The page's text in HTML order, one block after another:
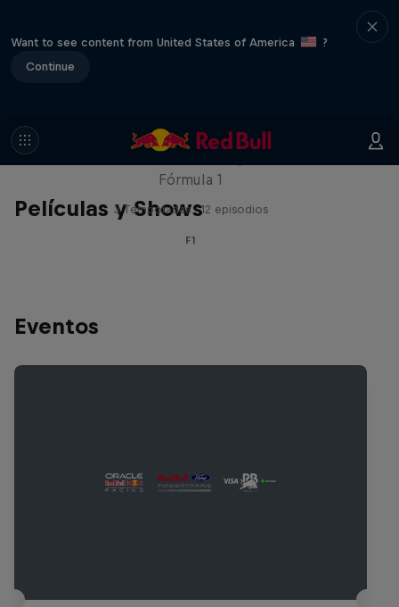
Want to see content from United States of America
?
Continue
Películas y Shows
Red Bull Racing Road Trips
Fórmula 1
3 Temporadas · 12 episodios
F1
Eventos